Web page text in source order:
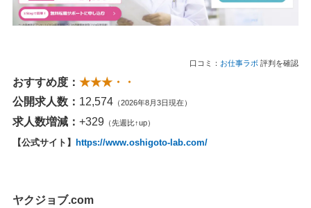
口コミ： お仕事ラボ 評判を確認
おすすめ度： ★★★・・
公開求人数： 12,574 （2026年8月3日現在）
求人数増減： +329 （先週比↑up）
【公式サイト】 https://www.oshigoto-lab.com/
ヤクジョブ.com